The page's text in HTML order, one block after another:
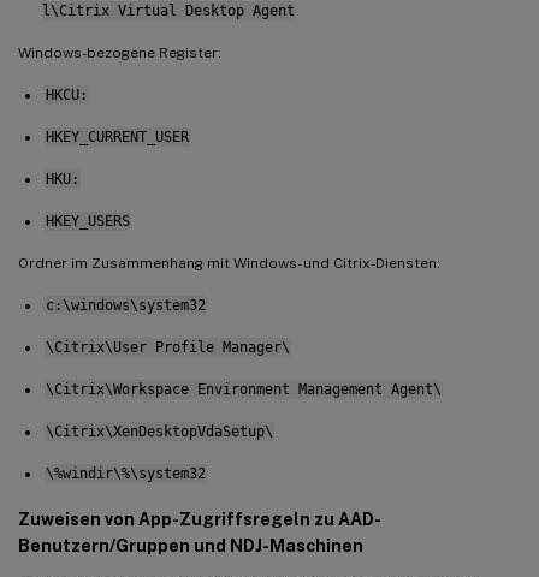
l\Citrix Virtual Desktop Agent
Windows-bezogene Register:
HKCU:
HKEY_CURRENT_USER
HKU:
HKEY_USERS
Ordner im Zusammenhang mit Windows- und Citrix-Diensten:
c:\windows\system32
\Citrix\User Profile Manager\
\Citrix\Workspace Environment Management Agent\
\Citrix\XenDesktopVdaSetup\
\%windir\%\system32
Zuweisen von App-Zugriffsregeln zu AAD-
Benutzern/Gruppen und NDJ-Maschinen